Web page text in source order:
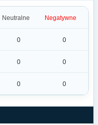
Neutralne Negatywne
0 0
0 0
0 0